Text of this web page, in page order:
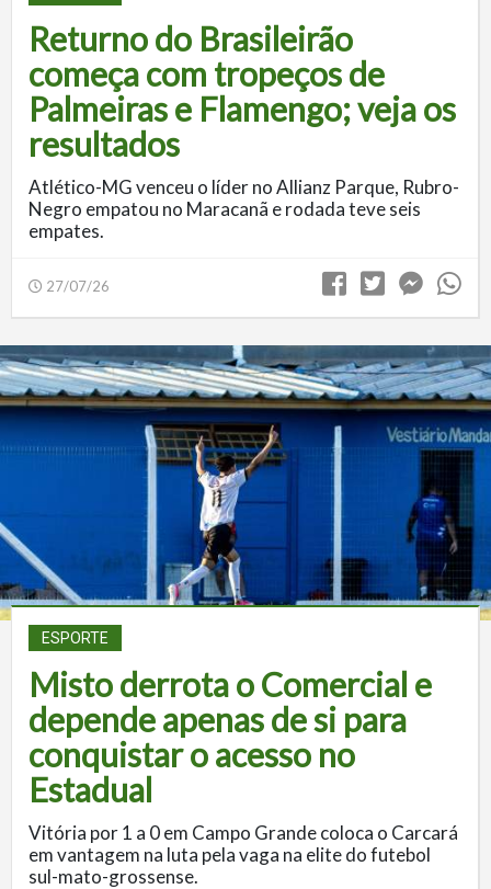
Returno do Brasileirão
começa com tropeços de
Palmeiras e Flamengo; veja os
resultados
Atlético-MG venceu o líder no Allianz Parque, Rubro-
Negro empatou no Maracanã e rodada teve seis
empates.
27/07/26
ESPORTE
Misto derrota o Comercial e
depende apenas de si para
conquistar o acesso no
Estadual
Vitória por 1 a 0 em Campo Grande coloca o Carcará
em vantagem na luta pela vaga na elite do futebol
sul-mato-grossense.